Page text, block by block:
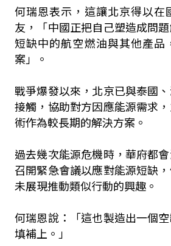
何瑞恩表示，這讓北京得以在
友，「中國正把自己塑造成問
短缺中的航空燃油與其他產品
案」。
戰爭爆發以來，北京已與泰國
接觸，協助對方因應能源需求
術作為較長期的解決方案。
過去幾次能源危機時，華府都
召開緊急會議以應對能源短缺
未展現推動類似行動的興趣。
何瑞恩說：「這也製造出一個
填補上。」